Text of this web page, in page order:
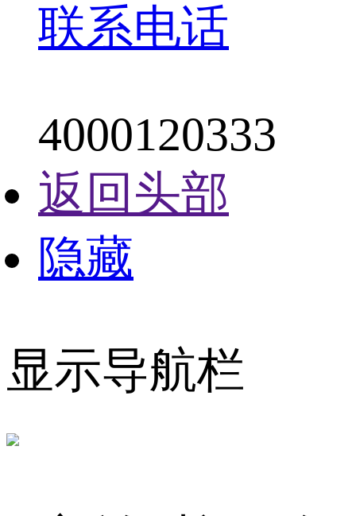
联系电话
4000120333
返回头部
隐藏
显示导航栏